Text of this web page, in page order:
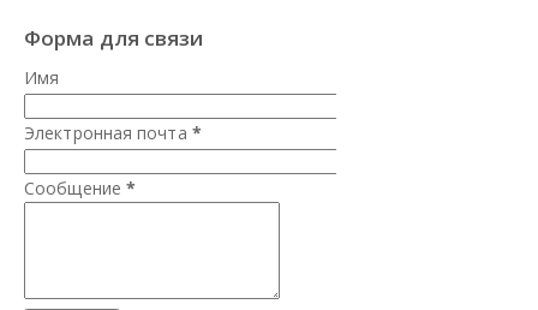
Форма для связи
Имя
Электронная почта *
Сообщение *